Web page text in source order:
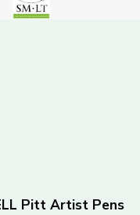
Pitt Artist Pens